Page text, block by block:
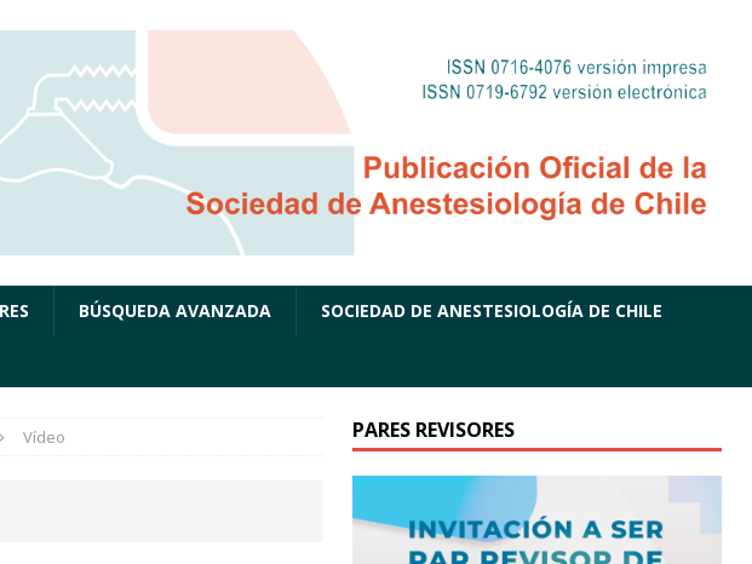
BÚSQUEDA AVANZADA SOCIEDAD DE ANESTESIOLOGÍA DE CHILE
Vídeo PARES REVISORES